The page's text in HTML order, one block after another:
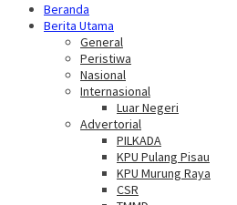
Beranda
Berita Utama
General
Peristiwa
Nasional
Internasional
Luar Negeri
Advertorial
PILKADA
KPU Pulang Pisau
KPU Murung Raya
CSR